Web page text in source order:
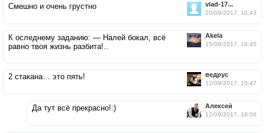
vlad-17...
20/09/2017, 10:43
Смешно и очень грустно
Akela
15/09/2017, 18:45
К оследнему заданию: — Налей бокал, всё
равно твоя жизнь разбита!..
ведрус
12/09/2017, 15:47
2 стакана… это пять!
Aлексей
12/09/2017, 18:06
Да тут всё прекрасно!:)